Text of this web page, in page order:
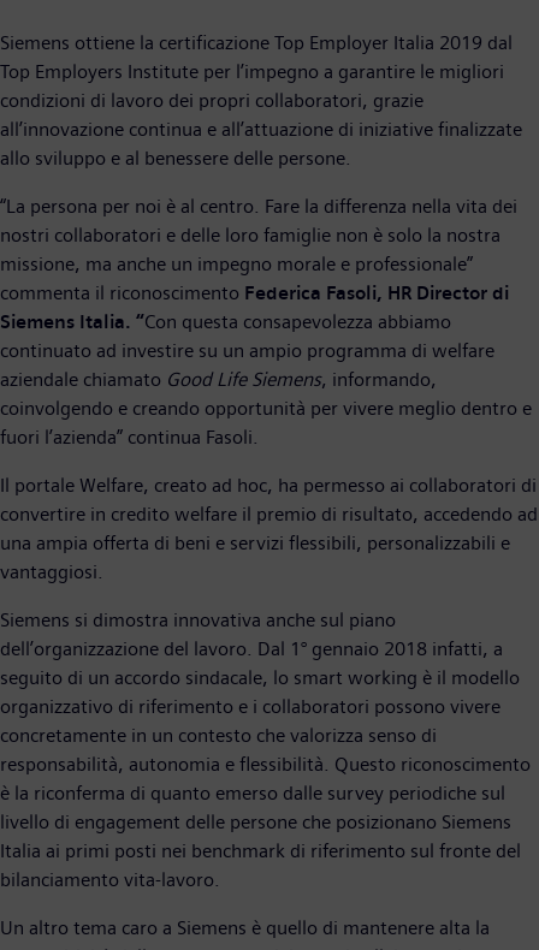
Siemens ottiene la certificazione Top Employer Italia 2019 dal
Top Employers Institute per l’impegno a garantire le migliori
condizioni di lavoro dei propri collaboratori, grazie
all’innovazione continua e all’attuazione di iniziative finalizzate
allo sviluppo e al benessere delle persone.
“La persona per noi è al centro. Fare la differenza nella vita dei
nostri collaboratori e delle loro famiglie non è solo la nostra
missione, ma anche un impegno morale e professionale”
commenta il riconoscimento Federica Fasoli, HR Director di
Siemens Italia. “Con questa consapevolezza abbiamo
continuato ad investire su un ampio programma di welfare
aziendale chiamato Good Life Siemens, informando,
coinvolgendo e creando opportunità per vivere meglio dentro e
fuori l’azienda” continua Fasoli.
Il portale Welfare, creato ad hoc, ha permesso ai collaboratori di
convertire in credito welfare il premio di risultato, accedendo ad
una ampia offerta di beni e servizi flessibili, personalizzabili e
vantaggiosi.
Siemens si dimostra innovativa anche sul piano
dell’organizzazione del lavoro. Dal 1° gennaio 2018 infatti, a
seguito di un accordo sindacale, lo smart working è il modello
organizzativo di riferimento e i collaboratori possono vivere
concretamente in un contesto che valorizza senso di
responsabilità, autonomia e flessibilità. Questo riconoscimento
è la riconferma di quanto emerso dalle survey periodiche sul
livello di engagement delle persone che posizionano Siemens
Italia ai primi posti nei benchmark di riferimento sul fronte del
bilanciamento vita-lavoro.
Un altro tema caro a Siemens è quello di mantenere alta la